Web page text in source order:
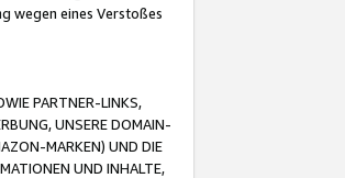
wegen eines Verstoßes
PARTNER-LINKS,
UNSERE DOMAIN-
MARKEN) UND DIE
UND INHALTE,